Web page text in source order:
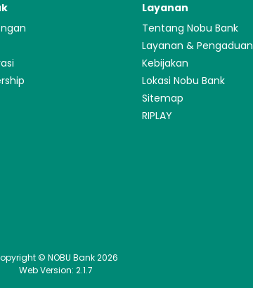
Layanan
Tentang Nobu Bank
Layanan & Pengaduan
Kebijakan
Lokasi Nobu Bank
Sitemap
RIPLAY
© NOBU Bank 2026
Web Version: 2.1.7